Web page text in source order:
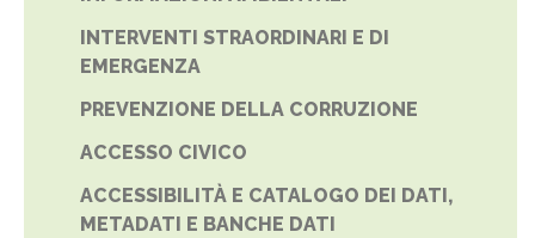
INTERVENTI STRAORDINARI E DI
EMERGENZA
PREVENZIONE DELLA CORRUZIONE
ACCESSO CIVICO
ACCESSIBILITÀ E CATALOGO DEI DATI,
METADATI E BANCHE DATI